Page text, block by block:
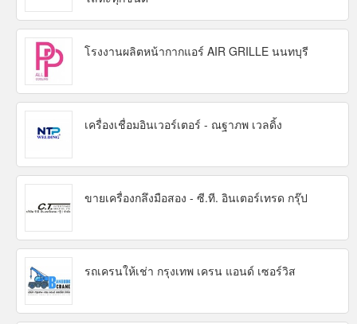
โรงงานผลิตหน้ากากแอร์ AIR GRILLE นนทบุรี
เครื่องเชื่อมอินเวอร์เตอร์ - ณฐาภพ เวลดิ้ง
ขายเครื่องกลึงมือสอง - ซี.ที. อินเตอร์เทรด กรุ๊ป
รถเครนให้เช่า กรุงเทพ เครน แอนด์ เซอร์วิส